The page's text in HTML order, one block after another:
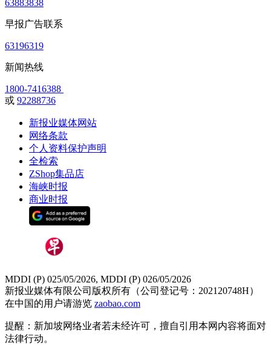
63883838
早报广告联系
63196319
新闻热线
1800-7416388
或 92288736
新报业媒体网站
网络条款
个人资料保护声明
全检索
ZShop集品店
海峡时报
商业时报
MDDI (P) 025/05/2026, MDDI (P) 026/05/2026
新报业媒体有限公司版权所有（公司登记号：202120748H）
在中国的用户请游览 zaobao.com
提醒：新加坡网络业者若未经许可，擅自引用本网内容将面对
法律行动。